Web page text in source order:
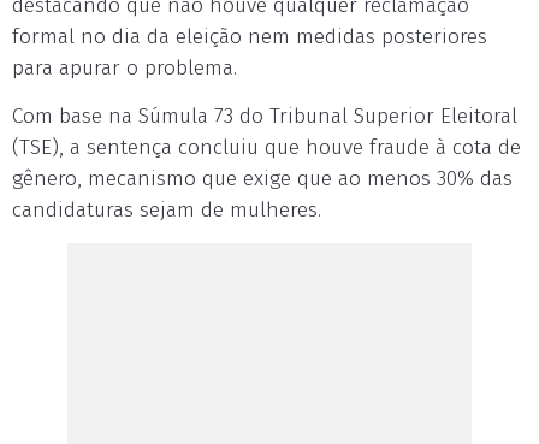
destacando que não houve qualquer reclamação
formal no dia da eleição nem medidas posteriores
para apurar o problema.
Com base na Súmula 73 do Tribunal Superior Eleitoral
(TSE), a sentença concluiu que houve fraude à cota de
gênero, mecanismo que exige que ao menos 30% das
candidaturas sejam de mulheres.